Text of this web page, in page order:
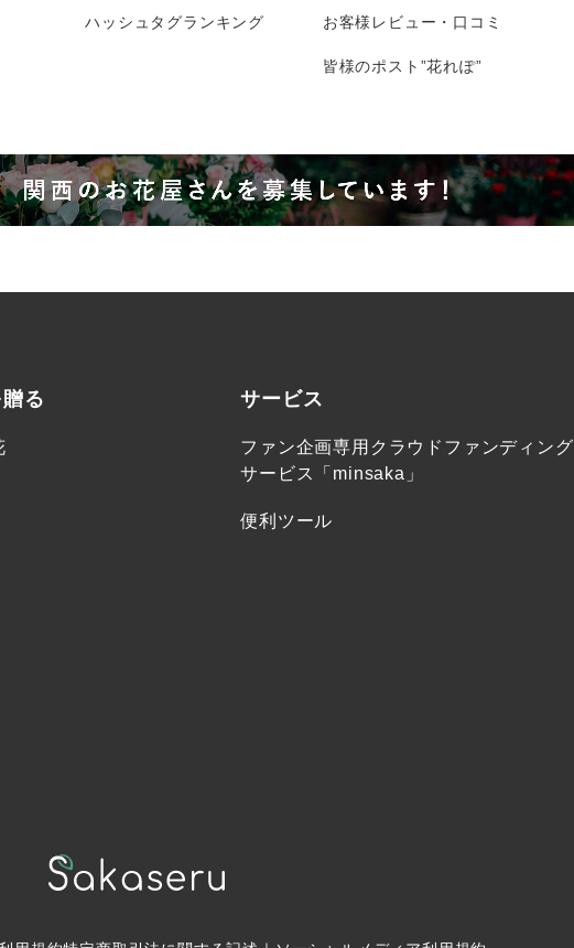
ハッシュタグランキング お客様レビュー・口コミ
皆様のポスト”花れぽ”
る サービス
ファン企画専用クラウドファンディング
サービス「minsaka」
便利ツール